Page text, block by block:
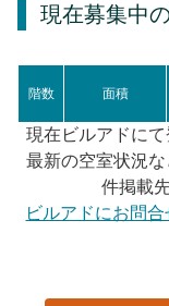
現在募集中
階数 面積
現在ビルアドにて
最新の空室状況
件掲載
ビルアドにお問合